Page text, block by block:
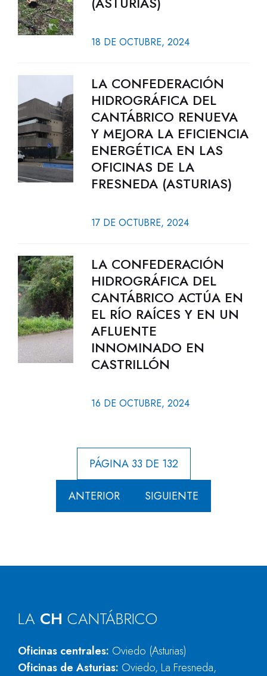
18 DE OCTUBRE, 2024
LA CONFEDERACIÓN
HIDROGRÁFICA DEL
CANTÁBRICO RENUEVA
Y MEJORA LA EFICIENCIA
ENERGÉTICA EN LAS
OFICINAS DE LA
FRESNEDA (ASTURIAS)
17 DE OCTUBRE, 2024
LA CONFEDERACIÓN
HIDROGRÁFICA DEL
CANTÁBRICO ACTÚA EN
EL RÍO RAÍCES Y EN UN
AFLUENTE
INNOMINADO EN
CASTRILLÓN
16 DE OCTUBRE, 2024
PÁGINA 33 DE 132
ANTERIOR SIGUIENTE
LA CH CANTÁBRICO
Oficinas centrales: Oviedo (Asturias)
Oficinas de Asturias: Oviedo, La Fresneda,